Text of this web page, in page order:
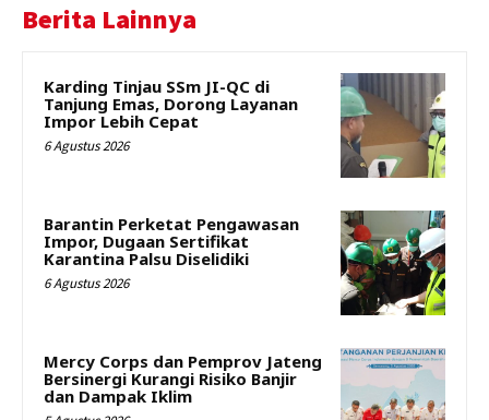
Berita Lainnya
Karding Tinjau SSm JI-QC di
Tanjung Emas, Dorong Layanan
Impor Lebih Cepat
6 Agustus 2026
Barantin Perketat Pengawasan
Impor, Dugaan Sertifikat
Karantina Palsu Diselidiki
6 Agustus 2026
Mercy Corps dan Pemprov Jateng
Bersinergi Kurangi Risiko Banjir
dan Dampak Iklim